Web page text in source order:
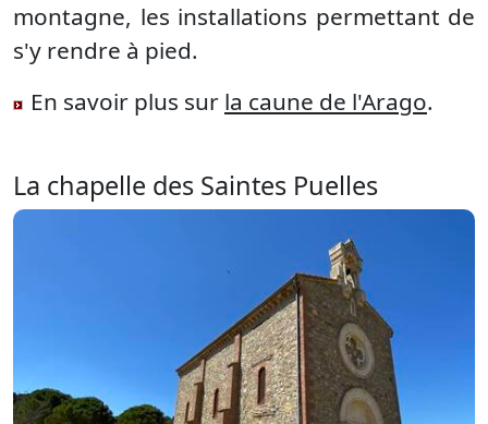
montagne, les installations permettant de
s'y rendre à pied.
En savoir plus sur la caune de l'Arago.
La chapelle des Saintes Puelles